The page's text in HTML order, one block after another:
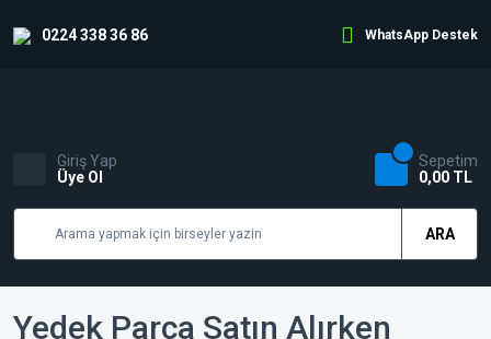
0224 338 36 86 WhatsApp Destek
ARA
Giriş Yap
Üye Ol
Sepetim
0,00 TL
Yedek Parça Satın Alırken